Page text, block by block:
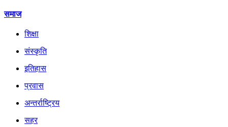
समाज
शिक्षा
संस्कृति
इतिहास
प्रवास
अन्तर्राष्ट्रिय
सहर